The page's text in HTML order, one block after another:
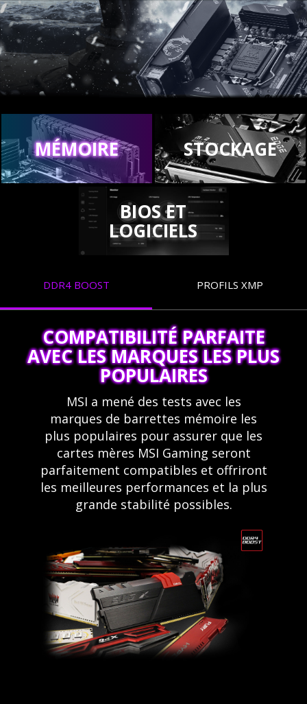
MÉMOIRE STOCKAGE
BIOS ET
LOGICIELS
DDR4 BOOST PROFILS XMP
COMPATIBILITÉ PARFAITE
AVEC LES MARQUES LES PLUS
POPULAIRES
MSI a mené des tests avec les
marques de barrettes mémoire les
plus populaires pour assurer que les
cartes mères MSI Gaming seront
parfaitement compatibles et offriront
les meilleures performances et la plus
grande stabilité possibles.